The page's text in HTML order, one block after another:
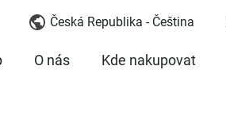
Česká Republika - Čeština
O nás Kde nakupovat